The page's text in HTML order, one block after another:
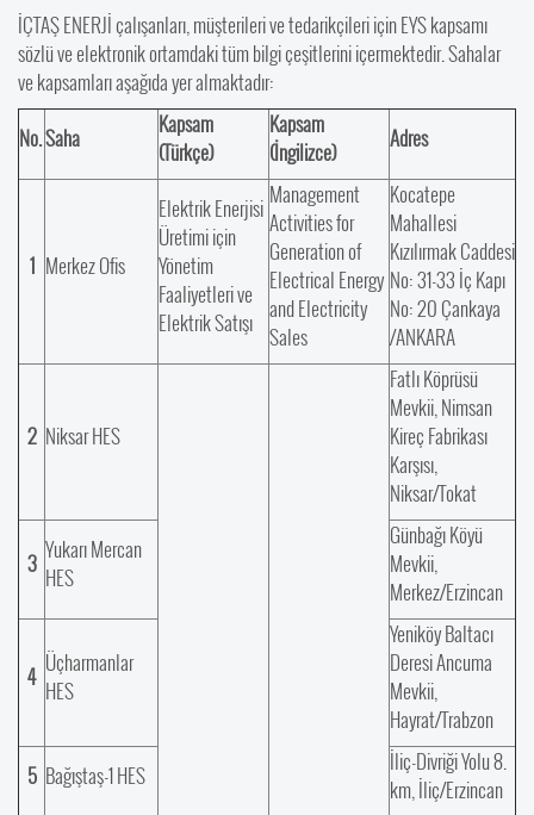
İÇTAŞ ENERJİ çalışanları, müşterileri ve tedarikçileri için EYS kapsamı
sözlü ve elektronik ortamdaki tüm bilgi çeşitlerini içermektedir. Sahalar
ve kapsamları aşağıda yer almaktadır:
No.Saha
Kapsam
(Türkçe)
Kapsam
(İngilizce)
Adres
1 Merkez Ofis
Elektrik Enerjisi
Üretimi için
Yönetim
Faaliyetleri ve
Elektrik Satışı
Management
Activities for
Generation of
Electrical Energy
and Electricity
Sales
Kocatepe
Mahallesi
Kızılırmak Caddesi
No: 31-33 İç Kapı
No: 20 Çankaya
/ANKARA
2 Niksar HES
Fatlı Köprüsü
Mevkii, Nimsan
Kireç Fabrikası
Karşısı,
Niksar/Tokat
3 Yukarı Mercan
HES
Günbağı Köyü
Mevkii,
Merkez/Erzincan
4 Üçharmanlar
HES
Yeniköy Baltacı
Deresi Ancuma
Mevkii,
Hayrat/Trabzon
5 Bağıştaş-1 HES
İliç-Divriği Yolu 8.
km, İliç/Erzincan